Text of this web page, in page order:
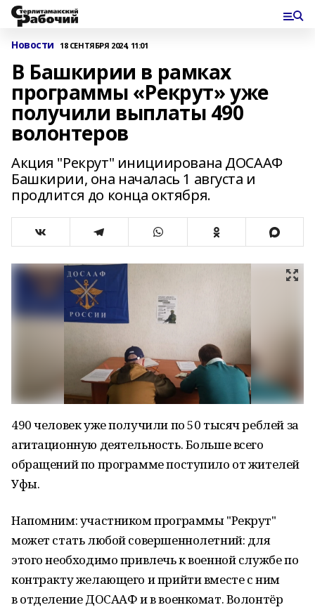
Новости 18 СЕНТЯБРЯ 2024, 11:01
В Башкирии в рамках
программы «Рекрут» уже
получили выплаты 490
волонтеров
Акция "Рекрут" инициирована ДОСААФ
Башкирии, она началась 1 августа и
продлится до конца октября.
490 человек уже получили по 50 тысяч реблей за
агитационную деятельность. Больше всего
обращений по программе поступило от жителей
Уфы.
Напомним: участником программы "Рекрут"
может стать любой совершеннолетний: для
этого необходимо привлечь к военной службе по
контракту желающего и прийти вместе с ним
в отделение ДОСААФ и в военкомат. Волонтёр